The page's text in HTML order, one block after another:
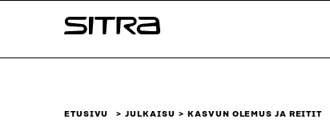
sisältöön
Sitra
ETUSIVU JULKAISU KASVUN OLEMUS JA REITIT